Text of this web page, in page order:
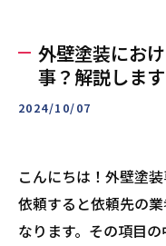
外壁塗装にお
事？解説します
2024/10/07
こんにちは！外壁塗
依頼すると依頼先の
なります。その項目